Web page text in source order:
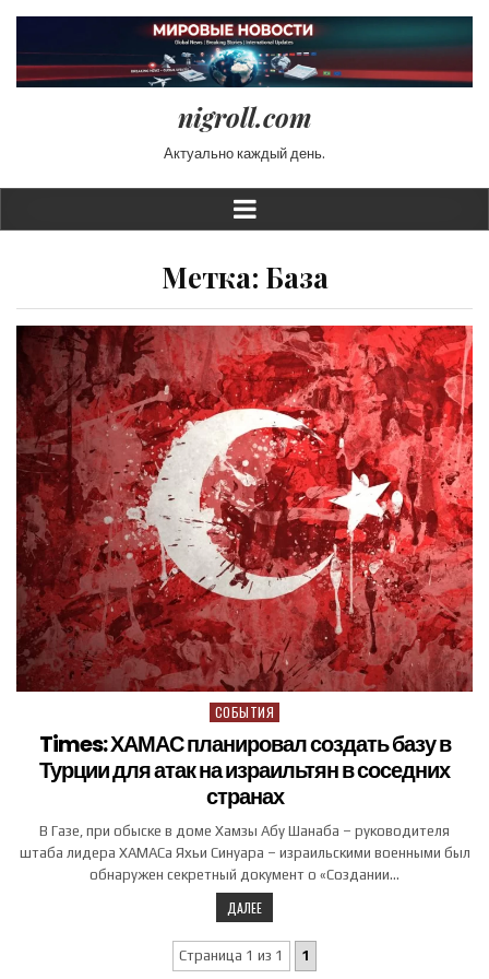
nigroll.com
Актуально каждый день.
Метка: База
Posted in
СОБЫТИЯ
Times: ХАМАС планировал создать базу в
Турции для атак на израильтян в соседних
странах
В Газе, при обыске в доме Хамзы Абу Шанаба – руководителя
штаба лидера ХАМАСа Яхьи Синуара – израильскими военными был
обнаружен секретный документ о «Создании…
ДАЛЕЕ
Страница 1 из 1 1